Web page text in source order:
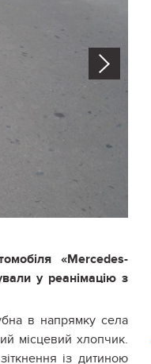
«Mercedes-
у реанімацію з
ав напрямку села
місцевий хлопчик.
із дитиною